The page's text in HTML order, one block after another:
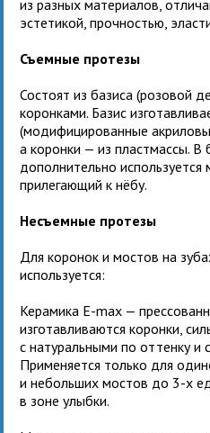
из разных материалов,
эстетикой, прочностью,
Съемные протезы
Состоят из базиса (розовой
коронками. Базис
(модифицированные
а коронки — из пластмассы. В
дополнительно используется
прилегающий к нёбу.
Несъемные протезы
Для коронок и мостов на
используется:
Керамика E-max —
изготавливаются коронки,
с натуральными по оттенку и
Применяется только для
и небольших мостов до 3-х
в зоне улыбки.